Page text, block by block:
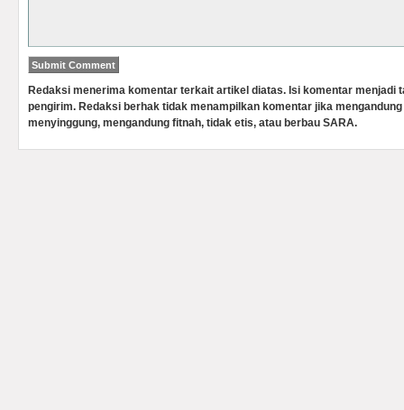
Redaksi menerima komentar terkait artikel diatas. Isi komentar menjadi
pengirim. Redaksi berhak tidak menampilkan komentar jika
menyinggung, mengandung fitnah, tidak etis, atau berbau SARA.